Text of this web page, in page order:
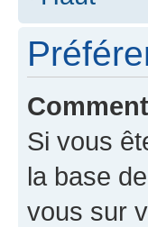
Si vous
la base
vous sur